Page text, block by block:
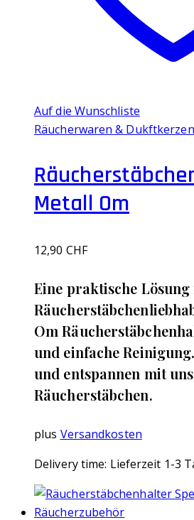
Auf die Wunschliste
Räucherwaren & Dukftkerzen
Metall Om
12,90 CHF
Eine praktische
Om
und einfache
und entspannen mit
Räucherstäbchen.
plus Versandkosten
Delivery time: Lieferzeit 1-3